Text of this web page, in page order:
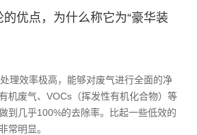
优点，为什么称它为“豪华装
理效率极高，能够对废气进行全面的净
机废气、VOCs（挥发性有机化合物）等
到几乎100%的去除率。比起一些低效的
常明显。